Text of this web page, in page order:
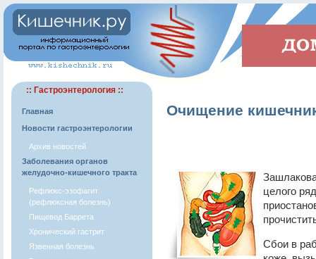
:: Гастроэнтерология ::
Главная
Новости гастроэнтерологии
Архив новостей
Заболевания органов
желудочно-кишечного тракта
Рефлюкс-эзофагит
(рефлюксная болезнь)
Пищевод Баррета
Хронический гастрит
Язвенная болезнь
Очищение
целого
Сбои в